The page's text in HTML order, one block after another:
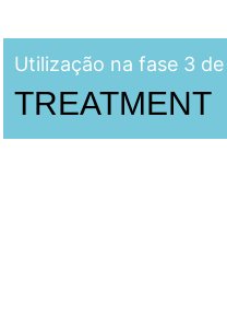
Utilização na fase 3 de
TREATMENT